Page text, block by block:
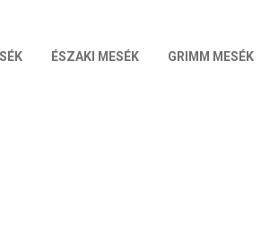
ÉSZAKI MESÉK GRIMM MESÉK